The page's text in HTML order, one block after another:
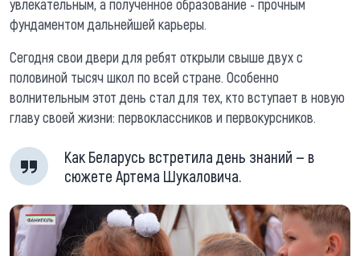
увлекательным, а полученное образование - прочным
фундаментом дальнейшей карьеры.
Сегодня свои двери для ребят открыли свыше двух с
половиной тысяч школ по всей стране. Особенно
волнительным этот день стал для тех, кто вступает в новую
главу своей жизни: первоклассников и первокурсников.
Как Беларусь встретила день знаний — в
сюжете Артема Шукаловича.